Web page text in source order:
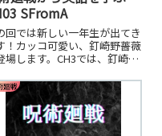
SFromA
回では新しい一年生が出てき
！カッコ可愛い、釘崎野薔薇
場します。CH3では、釘崎の
せんでしたね。
廻戦